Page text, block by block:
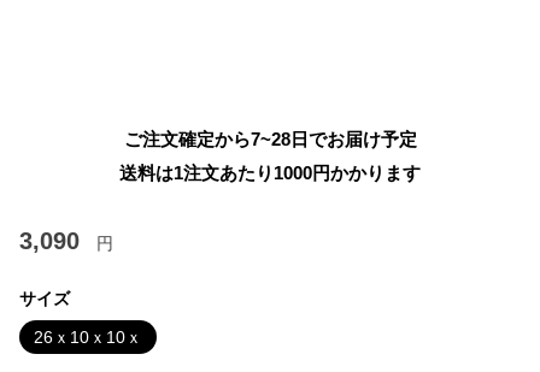
ご注文確定から7~28日でお届け予定
送料は1注文あたり 1000円かかります
3,090 円
サイズ
26ｘ10ｘ10ｘ